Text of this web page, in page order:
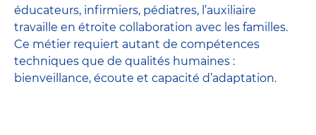
éducateurs, infirmiers, pédiatres, l’auxiliaire
travaille en étroite collaboration avec les familles.
Ce métier requiert autant de compétences
techniques que de qualités humaines :
bienveillance, écoute et capacité d’adaptation.